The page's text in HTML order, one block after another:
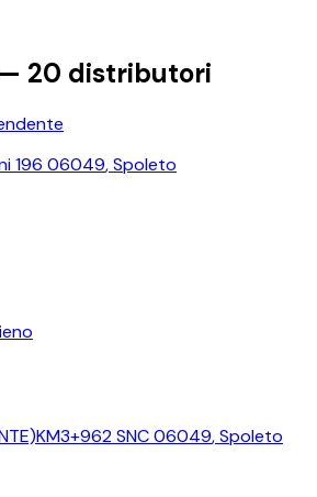
20 distributori
196 06049,Spoleto
SNC 06049,Spoleto